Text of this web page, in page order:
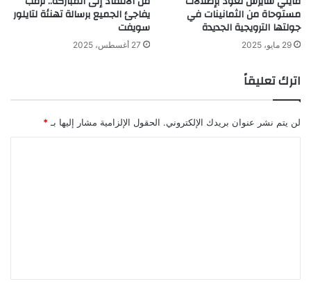
مستوحاة من الثمانينات في
جولتها الترويجية الجديدة
29 مايو، 2025
يفاجئ الجميع برسالة تهنئة لتايلور
سويفت
27 أغسطس، 2025
اترك تعليقاً
لن يتم نشر عنوان بريدك الإلكتروني. الحقول الإلزامية مشار إليها بـ *